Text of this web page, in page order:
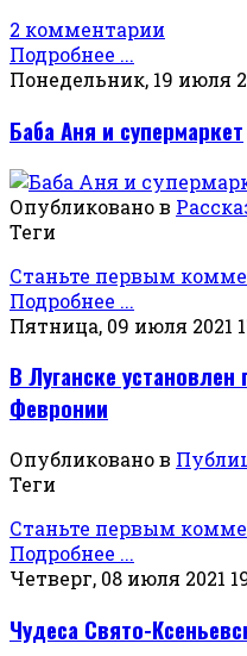
2 комментарии
Подробнее ...
Понедельник, 19 июля
Баба Аня и супермаркет
Опубликовано в
Теги
Станьте первым
Подробнее ...
Пятница, 09 июля 2021
В Луганске
Февронии
Опубликовано в
Теги
Станьте первым
Подробнее ...
Четверг, 08 июля 2021
Чудеса Свято-